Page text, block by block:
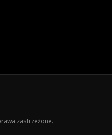
zastrzeżone.